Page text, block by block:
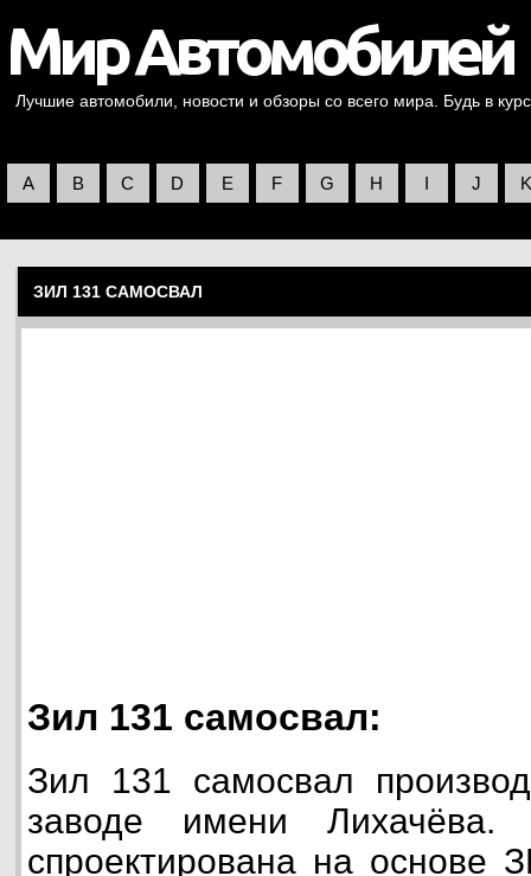
Лучшие автомобили, новости и обзоры со всего мира. Будь в
A B C D E F G H I J K
ЗИЛ 131 САМОСВАЛ
Зил 131 самосвал:
Зил 131 самосвал
заводе имени
спроектирована на основе